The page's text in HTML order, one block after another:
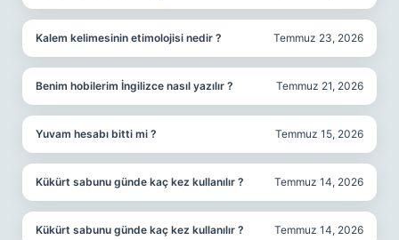
Kalem kelimesinin etimolojisi nedir ? Temmuz 23, 2026
Benim hobilerim İngilizce nasıl yazılır ? Temmuz 21, 2026
Yuvam hesabı bitti mi ? Temmuz 15, 2026
Kükürt sabunu günde kaç kez kullanılır ? Temmuz 14, 2026
Kükürt sabunu günde kaç kez kullanılır ? Temmuz 14, 2026